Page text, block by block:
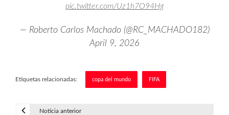
pic.twitter.com/Uz1h7O94Hg
— Roberto Carlos Machado (@RC_MACHADO182)
April 9, 2026
Etiquetas relacionadas: copa del mundo FIFA
Noticia anterior